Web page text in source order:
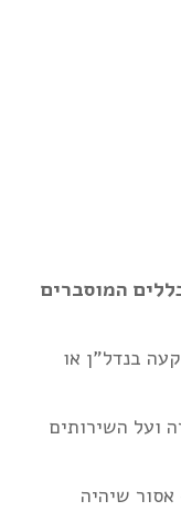
המוסברים
בנדל”ן או
ועל השירותים
אסור שיהיה